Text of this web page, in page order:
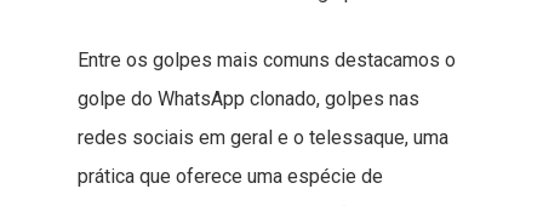
Entre os golpes mais comuns destacamos o
golpe do WhatsApp clonado, golpes nas
redes sociais em geral e o telessaque, uma
prática que oferece uma espécie de